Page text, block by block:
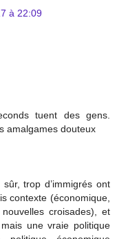
à 22:09
tuent des gens.
amalgames douteux
trop d’immigrés ont
contexte (économique,
croisades), et
une vraie politique